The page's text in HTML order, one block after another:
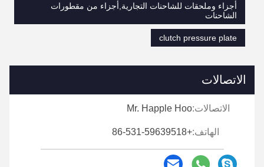
أجزاء وملحقات للشاحنات التجارية,أجزاء من مقطورات
الشاحنات
clutch pressure plate
الاتصالات
الاتصالات:Mr. Happle Hoo
الهاتف:+86-531-59639518